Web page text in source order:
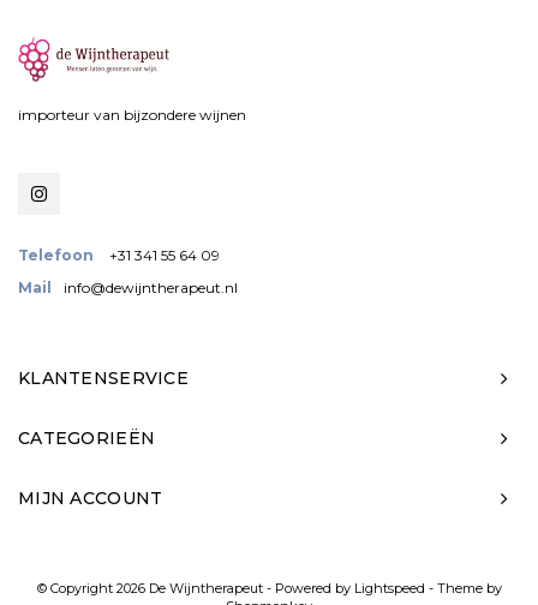
importeur van bijzondere wijnen
Telefoon
+31 341 55 64 09
Mail
info@dewijntherapeut.nl
KLANTENSERVICE
CATEGORIEËN
MIJN ACCOUNT
© Copyright 2026 De Wijntherapeut - Powered by Lightspeed - Theme by